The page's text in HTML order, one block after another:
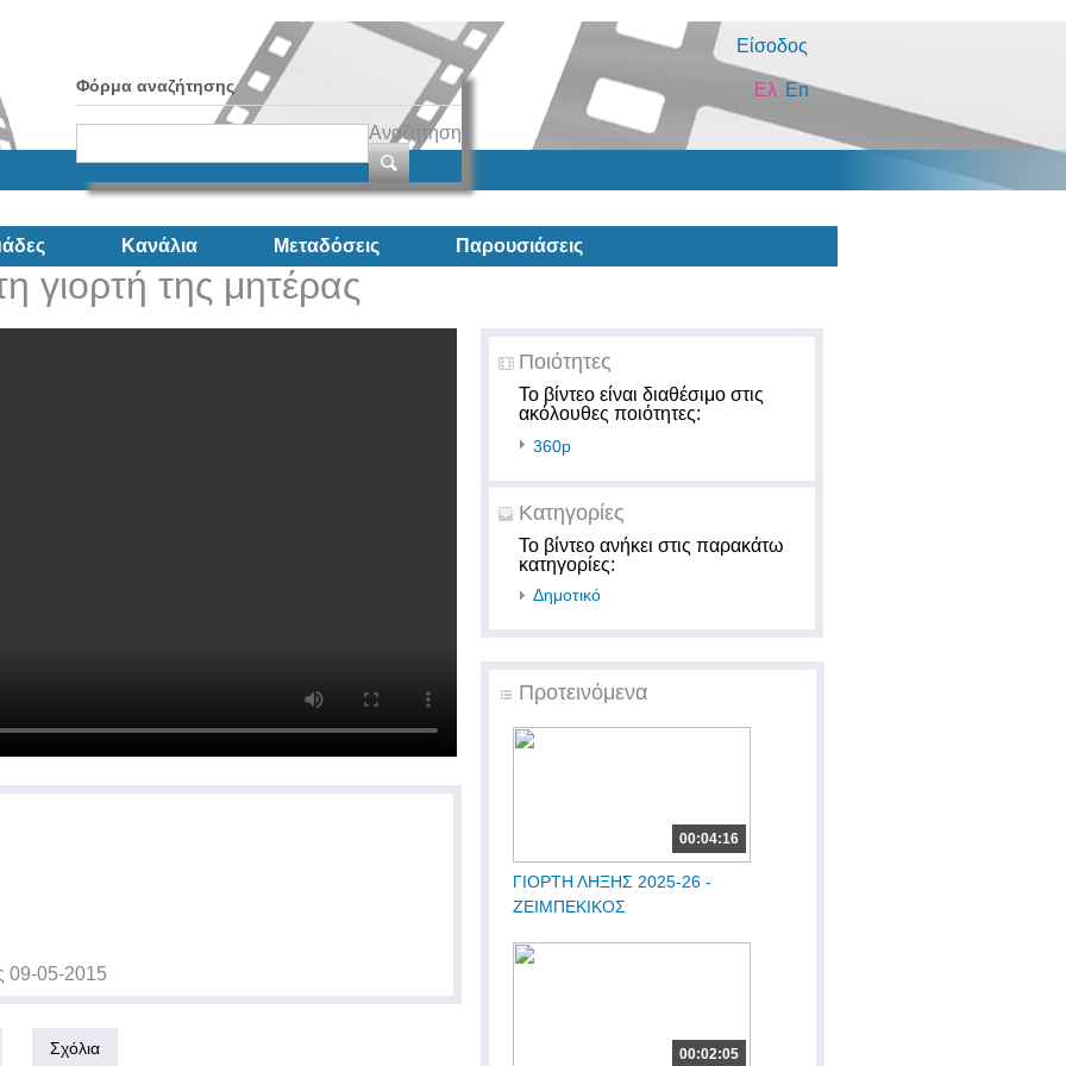
Είσοδος
Φόρμα αναζήτησης
Αναζήτηση
En
Ελ
Κανάλια Μεταδόσεις Παρουσιάσεις
γιορτή της μητέρας
Ποιότητες
Το βίντεο είναι διαθέσιμο στις
ακόλουθες ποιότητες:
360p
Κατηγορίες
Το βίντεο ανήκει στις παρακάτω
κατηγορίες:
Δημοτικό
Προτεινόμενα
00:04:16
ΓΙΟΡΤΗ ΛΗΞΗΣ 2025-26 -
ΖΕΙΜΠΕΚΙΚΟΣ
00:02:05
09-05-2015
Σχόλια